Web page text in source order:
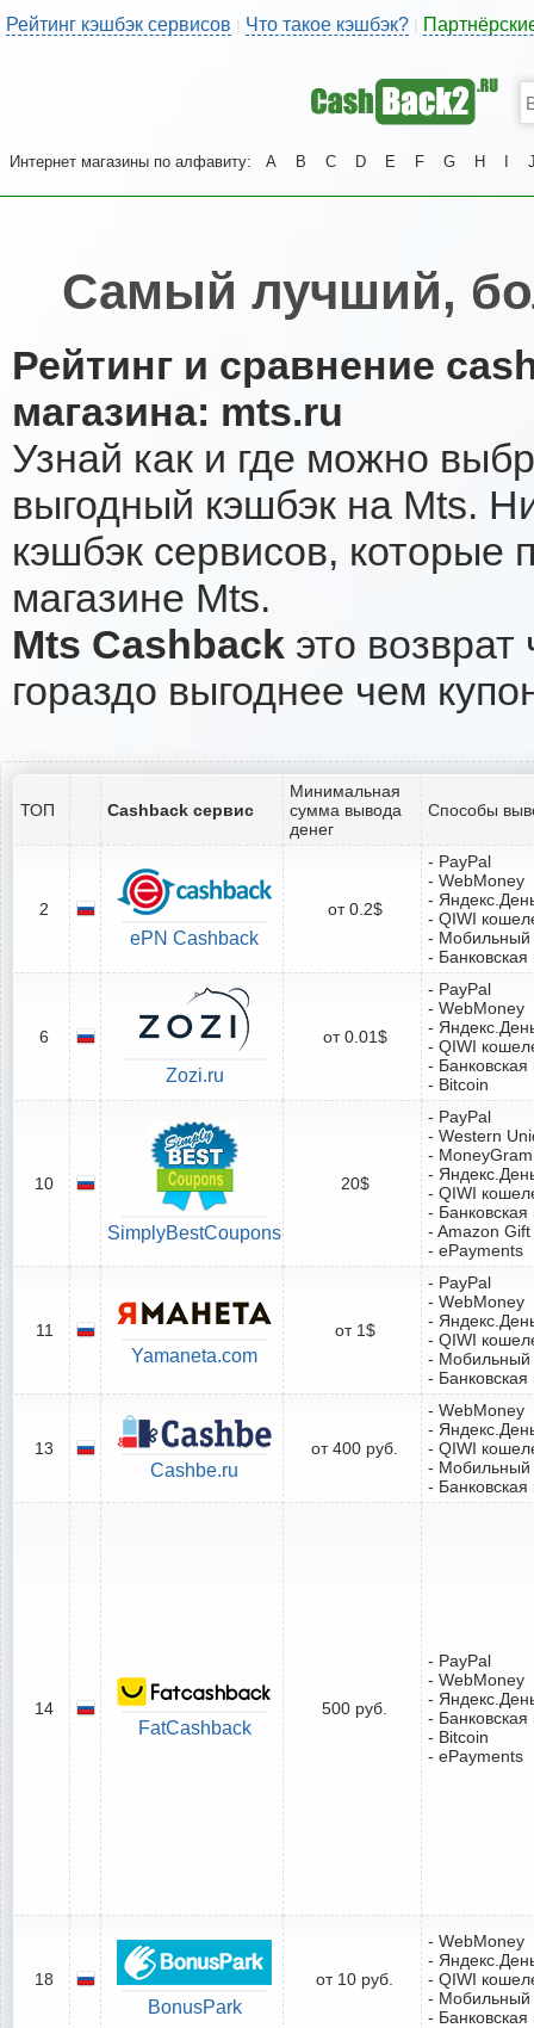
Рейтинг кэшбэк сервисов | Что такое кэшбэк?
Интернет магазины по алфавиту: A B C D E F G H
Самый лучший,
Рейтинг и сравнение
магазина: mts.ru
Узнай как и где можно
выгодный кэшбэк на Mts.
кэшбэк сервисов, которые
магазине Mts.
Mts Cashback это
гораздо выгоднее чем
ТОП Cashback сервис
Минимальная
сумма вывода
денег
Способы
2
ePN Cashback
от 0.2$
- PayPal
- WebMoney
-
- QIWI
- Мобильный
-
6
Zozi.ru
от 0.01$
- PayPal
- WebMoney
-
- QIWI
-
- Bitcoin
10
SimplyBestCoupons
20$
- PayPal
- Western
- MoneyGram
-
- QIWI
-
- Amazon
- ePayments
11
Yamaneta.com
от 1$
- PayPal
- WebMoney
-
- QIWI
- Мобильный
-
13
Cashbe.ru
от 400 руб.
- WebMoney
-
- QIWI
- Мобильный
-
14
FatCashback
500 руб.
- PayPal
- WebMoney
-
-
- Bitcoin
- ePayments
18
BonusPark
от 10 руб.
- WebMoney
-
- QIWI
- Мобильный
-